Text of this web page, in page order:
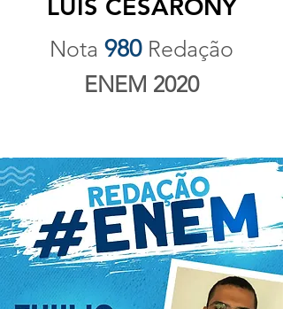
LUÍS CESARONY
Nota 980 Redação
ENEM 2020